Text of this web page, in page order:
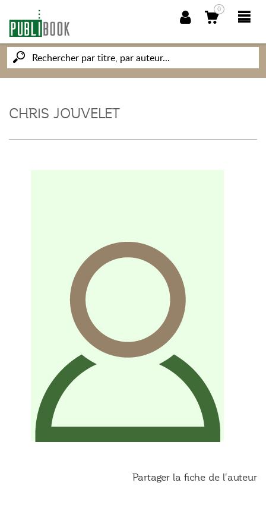
0
NOUVEAUTÉS
PUBLIBOOK
SOCIÉTÉ DES ÉCRIVAINS
CONNAISSANCES ET SAVOIRS
CHRIS JOUVELET
Partager la fiche de l'auteur